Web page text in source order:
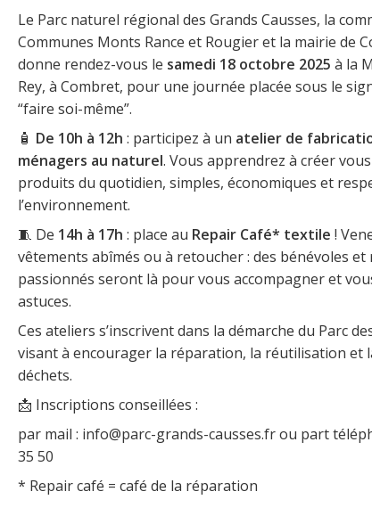
Le Parc naturel régional des Grands Causses, la
Communes Monts Rance et Rougier et la mairie de
donne rendez-vous le samedi 18 octobre 2025 à la
Rey, à Combret, pour une journée placée sous le
“faire soi-même”.
🧴 De 10h à 12h : participez à un atelier de
ménagers au naturel. Vous apprendrez à créer
produits du quotidien, simples, économiques et
l’environnement.
🧵 De 14h à 17h : place au Repair Café* textile !
vêtements abîmés ou à retoucher : des bénévoles
passionnés seront là pour vous accompagner et
astuces.
Ces ateliers s’inscrivent dans la démarche du Parc
visant à encourager la réparation, la réutilisation et
déchets.
📩 Inscriptions conseillées :
par mail : info@parc-grands-causses.fr ou part
35 50
* Repair café = café de la réparation